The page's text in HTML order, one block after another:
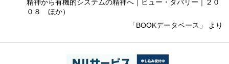
精神から有機的システムの精神へ｜ヒュー・ダバリー｜２０
０８ ほか）
「BOOKデータベース」 より